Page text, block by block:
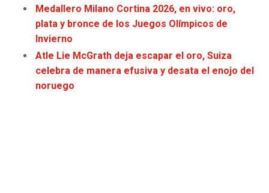
Medallero Milano Cortina 2026, en vivo: oro,
plata y bronce de los Juegos Olímpicos de
Invierno
Atle Lie McGrath deja escapar el oro, Suiza
celebra de manera efusiva y desata el enojo del
noruego